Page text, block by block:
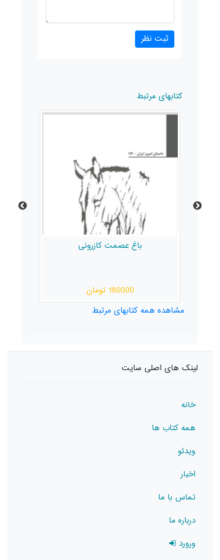
کتابهای مرتبط
باغ عصمت کازرونی
180000 تومان
مشاهده همه کتابهای مرتبط
لینک های اصلی سایت
خانه
همه کتاب ها
ویدئو
اخبار
تماس با ما
درباره ما
ورورد